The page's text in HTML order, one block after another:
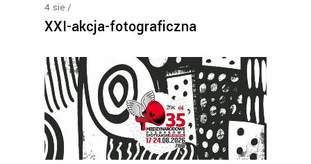
4 sie
XXI-akcja-fotograficzna